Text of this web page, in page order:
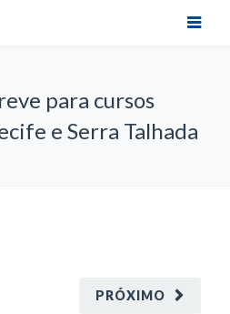
para cursos
e Serra Talhada
PRÓXIMO